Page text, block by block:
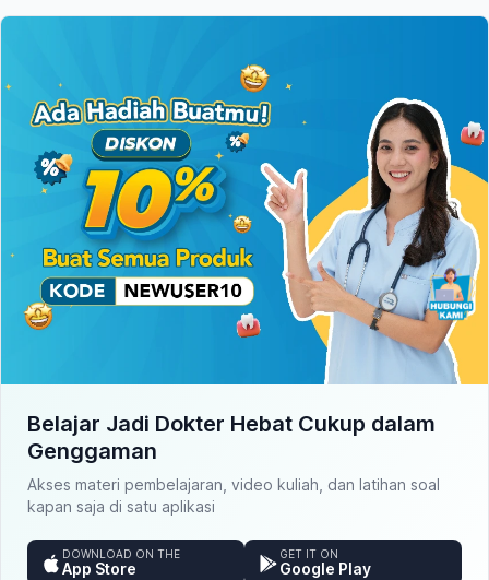
Belajar Jadi Dokter Hebat Cukup dalam
Genggaman
Akses materi pembelajaran, video kuliah, dan latihan soal
kapan saja di satu aplikasi
DOWNLOAD ON THE
App Store
GET IT ON
Google Play